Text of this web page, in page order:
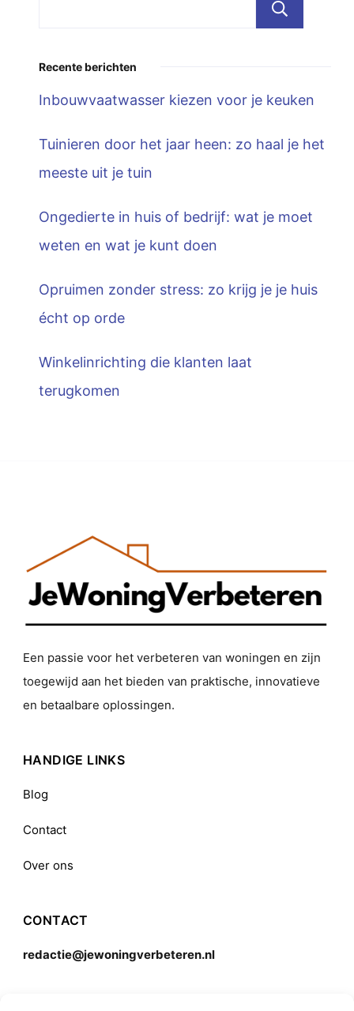
Recente berichten
Inbouwvaatwasser kiezen voor je keuken
Tuinieren door het jaar heen: zo haal je het
meeste uit je tuin
Ongedierte in huis of bedrijf: wat je moet
weten en wat je kunt doen
Opruimen zonder stress: zo krijg je je huis
écht op orde
Winkelinrichting die klanten laat
terugkomen
Een passie voor het verbeteren van woningen en zijn
toegewijd aan het bieden van praktische, innovatieve
en betaalbare oplossingen.
HANDIGE LINKS
Blog
Contact
Over ons
CONTACT
redactie@jewoningverbeteren.nl